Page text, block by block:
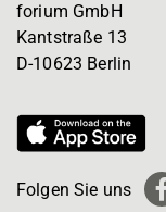
forium GmbH
Kantstraße 13
D-10623 Berlin
Folgen Sie uns